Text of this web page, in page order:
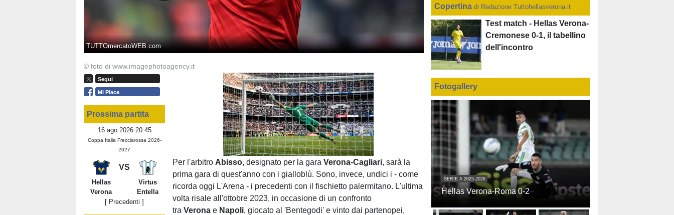
TUTTOmercatoWEB.com
© foto di www.imagephotoagency.it
Segui
Mi Piace
Prossima partita
16 ago 2026 20:45
Coppa Italia Frecciarossa 2026-
2027
VS
Hellas
Verona
Virtus
Entella
[ Precedenti ]
Unmute
Loaded:
100.00%
Per l'arbitro Abisso, designato per la garaVerona-Cagliari, sarà la
prima gara di quest'anno con i gialloblù. Sono, invece, undici i - come
ricorda oggi L'Arena - i precedenti con il fischietto palermitano. L'ultima
volta risale all'ottobre 2023, in occasione di un confronto
traVeronae Napoli, giocato al 'Bentegodi' e vinto dai partenopei,
Copertina di Redazione Tuttohellasverona.it
Test match - Hellas Verona-
Cremonese 0-1, il tabellino
dell'incontro
Fotogallery
SERIE A 2025-2026
Hellas Verona-Roma 0-2